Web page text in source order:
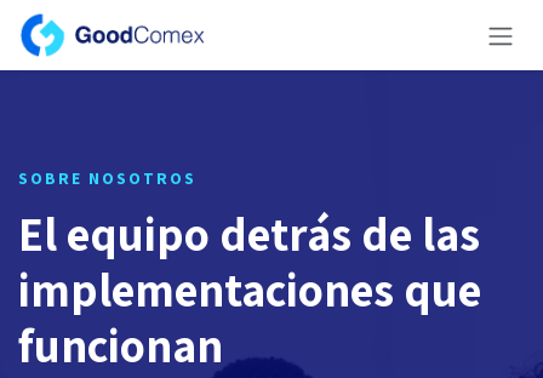
Ir al contenido
SOBRE NOSOTROS
El equipo detrás de las
implementaciones que
funcionan